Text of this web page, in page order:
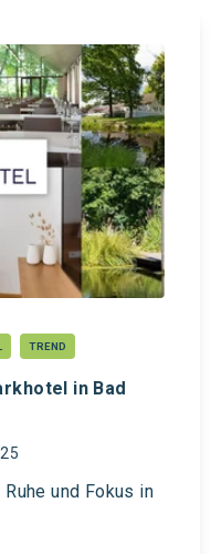
TREND
in Bad
und Fokus in